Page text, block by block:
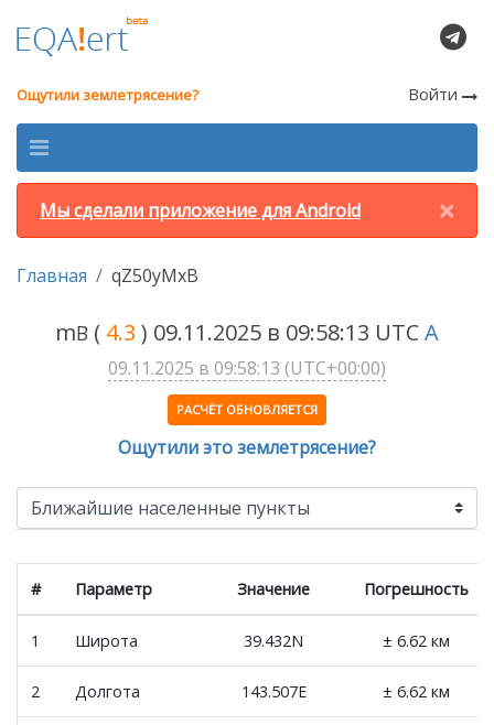
Ощутили землетрясение? Войти
×
Мы сделали приложение для Android
Главная qZ50yMxB
mB ( 4.3 ) 09.11.2025 в 09:58:13 UTCA
09.11.2025 в 09:58:13 (UTC+00:00)
РАСЧЁТ ОБНОВЛЯЕТСЯ
Ощутили это землетрясение?
# Параметр Значение Погрешность
1 Широта 39.432N ± 6.62 км
2 Долгота 143.507E ± 6.62 км